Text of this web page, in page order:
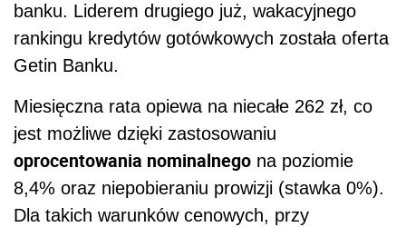
banku. Liderem drugiego już, wakacyjnego
rankingu kredytów gotówkowych została oferta
Getin Banku.
Miesięczna rata opiewa na niecałe 262 zł, co
jest możliwe dzięki zastosowaniu
oprocentowania nominalnego na poziomie
8,4% oraz niepobieraniu prowizji (stawka 0%).
Dla takich warunków cenowych, przy